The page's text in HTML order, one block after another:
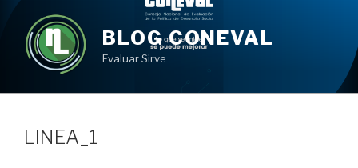
contenido
BLOG CONEVAL
Evaluar Sirve
LINEA_1